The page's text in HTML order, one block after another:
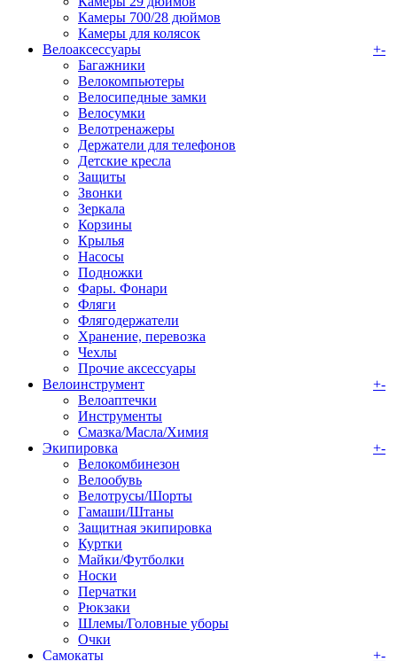
Камеры 700/28 дюймов
Камеры для колясок
Велоаксессуары
+-
Багажники
Велокомпьютеры
Велосипедные замки
Велосумки
Велотренажеры
Держатели для телефонов
Детские кресла
Защиты
Звонки
Зеркала
Корзины
Крылья
Насосы
Подножки
Фары. Фонари
Фляги
Флягодержатели
Хранение, перевозка
Чехлы
Прочие аксессуары
Велоинструмент
+-
Велоаптечки
Инструменты
Смазка/Масла/Химия
Экипировка
+-
Велокомбинезон
Велообувь
Велотрусы/Шорты
Гамаши/Штаны
Защитная экипировка
Куртки
Майки/Футболки
Носки
Перчатки
Рюкзаки
Шлемы/Головные уборы
Очки
Самокаты
+-